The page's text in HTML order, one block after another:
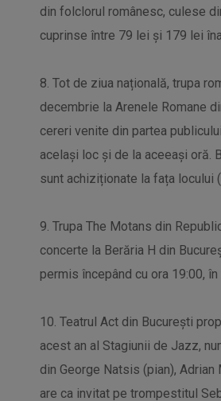
din folclorul românesc, culese
cuprinse între 79 lei și 179 lei
8. Tot de ziua națională, trupa
decembrie la Arenele Romane
cereri venite din partea
același loc și de la aceeași oră.
sunt achiziționate la fața locului (
9. Trupa The Motans din
concerte la Berăria H din
permis începând cu ora 19:00,
10. Teatrul Act din București
acest an al Stagiunii de Jazz,
din George Natsis (pian),
are ca invitat pe trompestitul